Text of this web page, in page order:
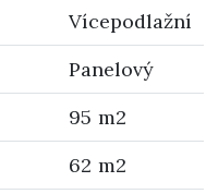
Vícepodlažní
Panelový
95 m2
62 m2